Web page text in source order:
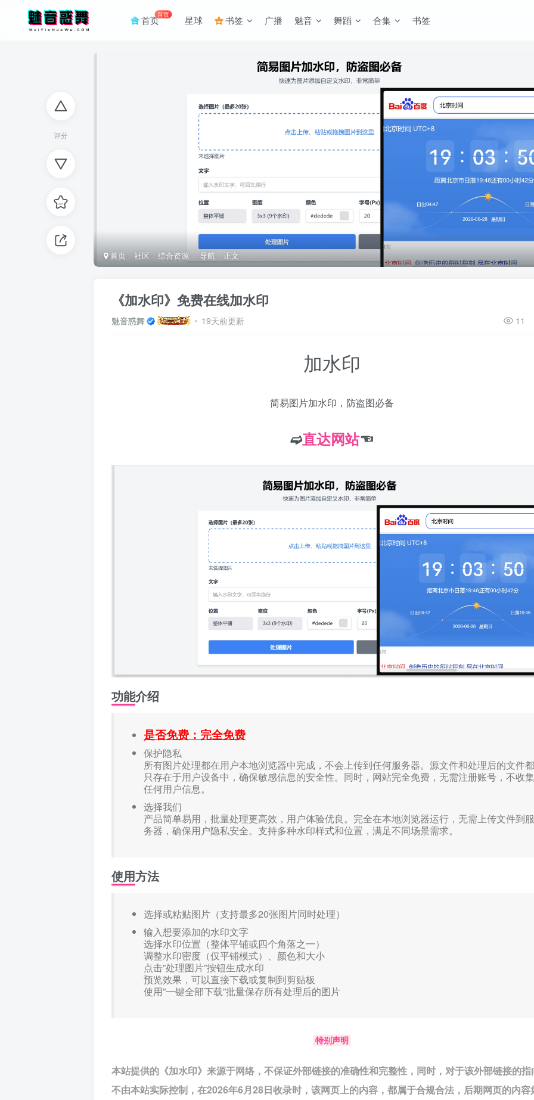
首页首页 星球 书签 广播 魅音 舞蹈 合集 书签
评分
首页 社区 综合资源 导航 正文
《加水印》免费在线加水印
魅音惑舞 19天前更新 11
加水印
简易图片加水印，防盗图必备
➫直达网站☜
功能介绍
是否免费：完全免费
保护隐私
所有图片处理都在用户本地浏览器中完成，不会上传到任何服务器。源文件和处理后的文件都
只存在于用户设备中，确保敏感信息的安全性。同时，网站完全免费，无需注册账号，不收集
任何用户信息。
选择我们
产品简单易用，批量处理更高效，用户体验优良。完全在本地浏览器运行，无需上传文件到服
务器，确保用户隐私安全。支持多种水印样式和位置，满足不同场景需求。
使用方法
选择或粘贴图片（支持最多20张图片同时处理）
输入想要添加的水印文字
选择水印位置（整体平铺或四个角落之一）
调整水印密度（仅平铺模式）、颜色和大小
点击”处理图片”按钮生成水印
预览效果，可以直接下载或复制到剪贴板
使用”一键全部下载”批量保存所有处理后的图片
特别声明
本站提供的《加水印》来源于网络，不保证外部链接的准确性和完整性，同时，对于该外部链接的指
不由本站实际控制，在2026年6月28日收录时，该网页上的内容，都属于合规合法，后期网页的内容